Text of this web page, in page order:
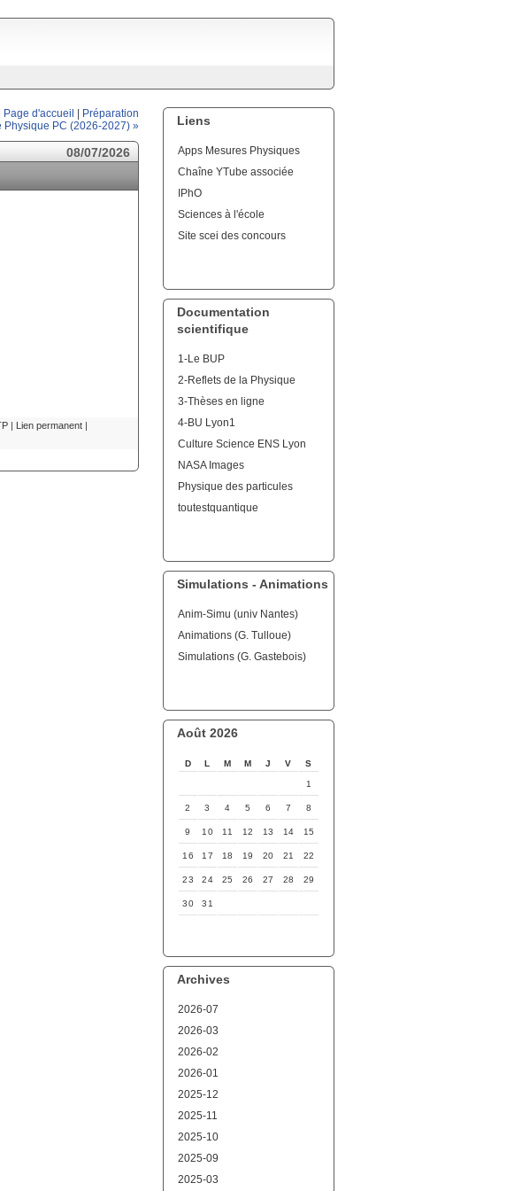
Liens
Apps Mesures Physiques
Chaîne YTube associée
IPhO
Sciences à l'école
Site scei des concours
Documentation
scientifique
1-Le BUP
2-Reflets de la Physique
3-Thèses en ligne
4-BU Lyon1
Culture Science ENS Lyon
NASA Images
Physique des particules
toutestquantique
Simulations - Animations
Anim-Simu (univ Nantes)
Animations (G. Tulloue)
Simulations (G. Gastebois)
Août 2026
D L M M J V S
1
2 3 4 5 6 7 8
9 10 11 12 13 14 15
16 17 18 19 20 21 22
23 24 25 26 27 28 29
30 31
Archives
2026-07
2026-03
2026-02
2026-01
2025-12
2025-11
2025-10
2025-09
2025-03
Page d'accueil
Préparation
Physique PC (2026-2027) »
08/07/2026
| Lien permanent |